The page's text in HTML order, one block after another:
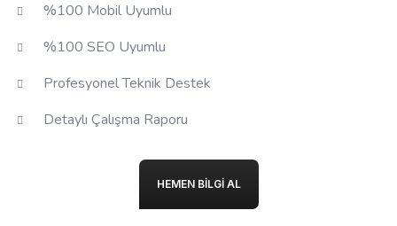
%100 Mobil Uyumlu
%100 SEO Uyumlu
Profesyonel Teknik Destek
Detaylı Çalışma Raporu
HEMEN BILGI AL